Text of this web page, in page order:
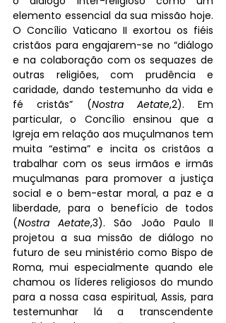
elemento essencial da sua missão hoje.
O Concílio Vaticano II exortou os fiéis
cristãos para engajarem-se no “diálogo
e na colaboração com os sequazes de
outras religiões, com prudência e
caridade, dando testemunho da vida e
fé cristãs” (Nostra Aetate,2). Em
particular, o Concílio ensinou que a
Igreja em relação aos muçulmanos tem
muita “estima” e incita os cristãos a
trabalhar com os seus irmãos e irmãs
muçulmanas para promover a justiça
social e o bem-estar moral, a paz e a
liberdade, para o benefício de todos
(Nostra Aetate,3). São João Paulo II
projetou a sua missão de diálogo no
futuro de seu ministério como Bispo de
Roma, mui especialmente quando ele
chamou os líderes religiosos do mundo
para a nossa casa espiritual, Assis, para
testemunhar lá a transcendente